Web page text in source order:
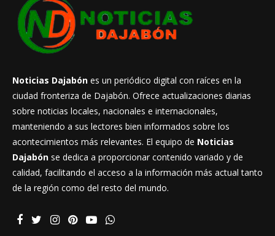
Noticias Dajabón es un periódico digital con raíces en la
ciudad fronteriza de Dajabón. Ofrece actualizaciones diarias
sobre noticias locales, nacionales e internacionales,
manteniendo a sus lectores bien informados sobre los
acontecimientos más relevantes. El equipo de Noticias
Dajabón se dedica a proporcionar contenido variado y de
calidad, facilitando el acceso a la información más actual tanto
de la región como del resto del mundo.